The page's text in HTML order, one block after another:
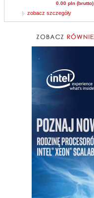
0.00 pln (brutto)
zobacz szczegóły